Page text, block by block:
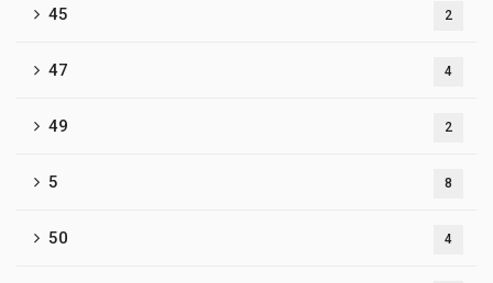
45 2
47 4
49 2
5 8
50 4